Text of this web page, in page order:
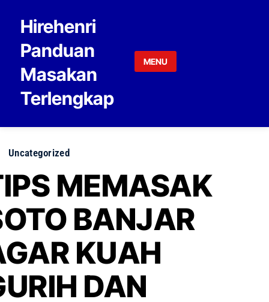
Hirehenri
Panduan
Masakan
Terlengkap
MENU
Uncategorized
MEMASAK
BANJAR
KUAH
DAN